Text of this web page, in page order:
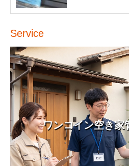
Service
ワンコイン空き家